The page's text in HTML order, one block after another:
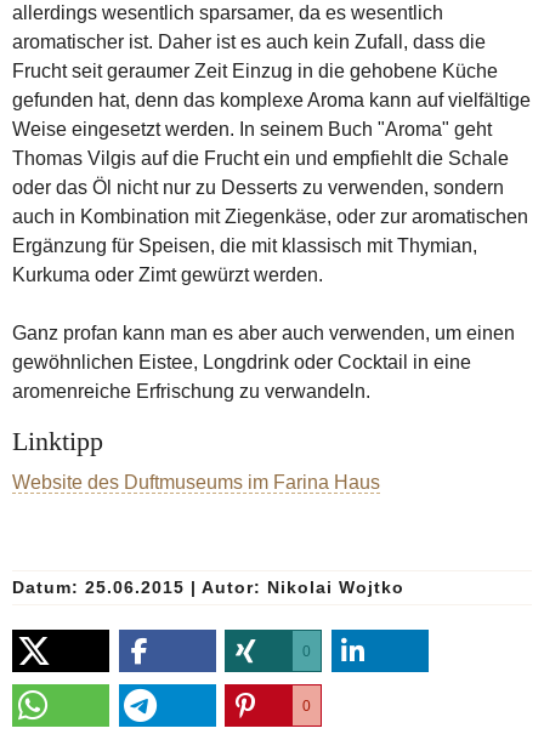
allerdings wesentlich sparsamer, da es wesentlich
aromatischer ist. Daher ist es auch kein Zufall, dass die
Frucht seit geraumer Zeit Einzug in die gehobene Küche
gefunden hat, denn das komplexe Aroma kann auf vielfältige
Weise eingesetzt werden. In seinem Buch "Aroma" geht
Thomas Vilgis auf die Frucht ein und empfiehlt die Schale
oder das Öl nicht nur zu Desserts zu verwenden, sondern
auch in Kombination mit Ziegenkäse, oder zur aromatischen
Ergänzung für Speisen, die mit klassisch mit Thymian,
Kurkuma oder Zimt gewürzt werden.
Ganz profan kann man es aber auch verwenden, um einen
gewöhnlichen Eistee, Longdrink oder Cocktail in eine
aromenreiche Erfrischung zu verwandeln.
Linktipp
Website des Duftmuseums im Farina Haus
Datum: 25.06.2015 | Autor: Nikolai Wojtko
0
0